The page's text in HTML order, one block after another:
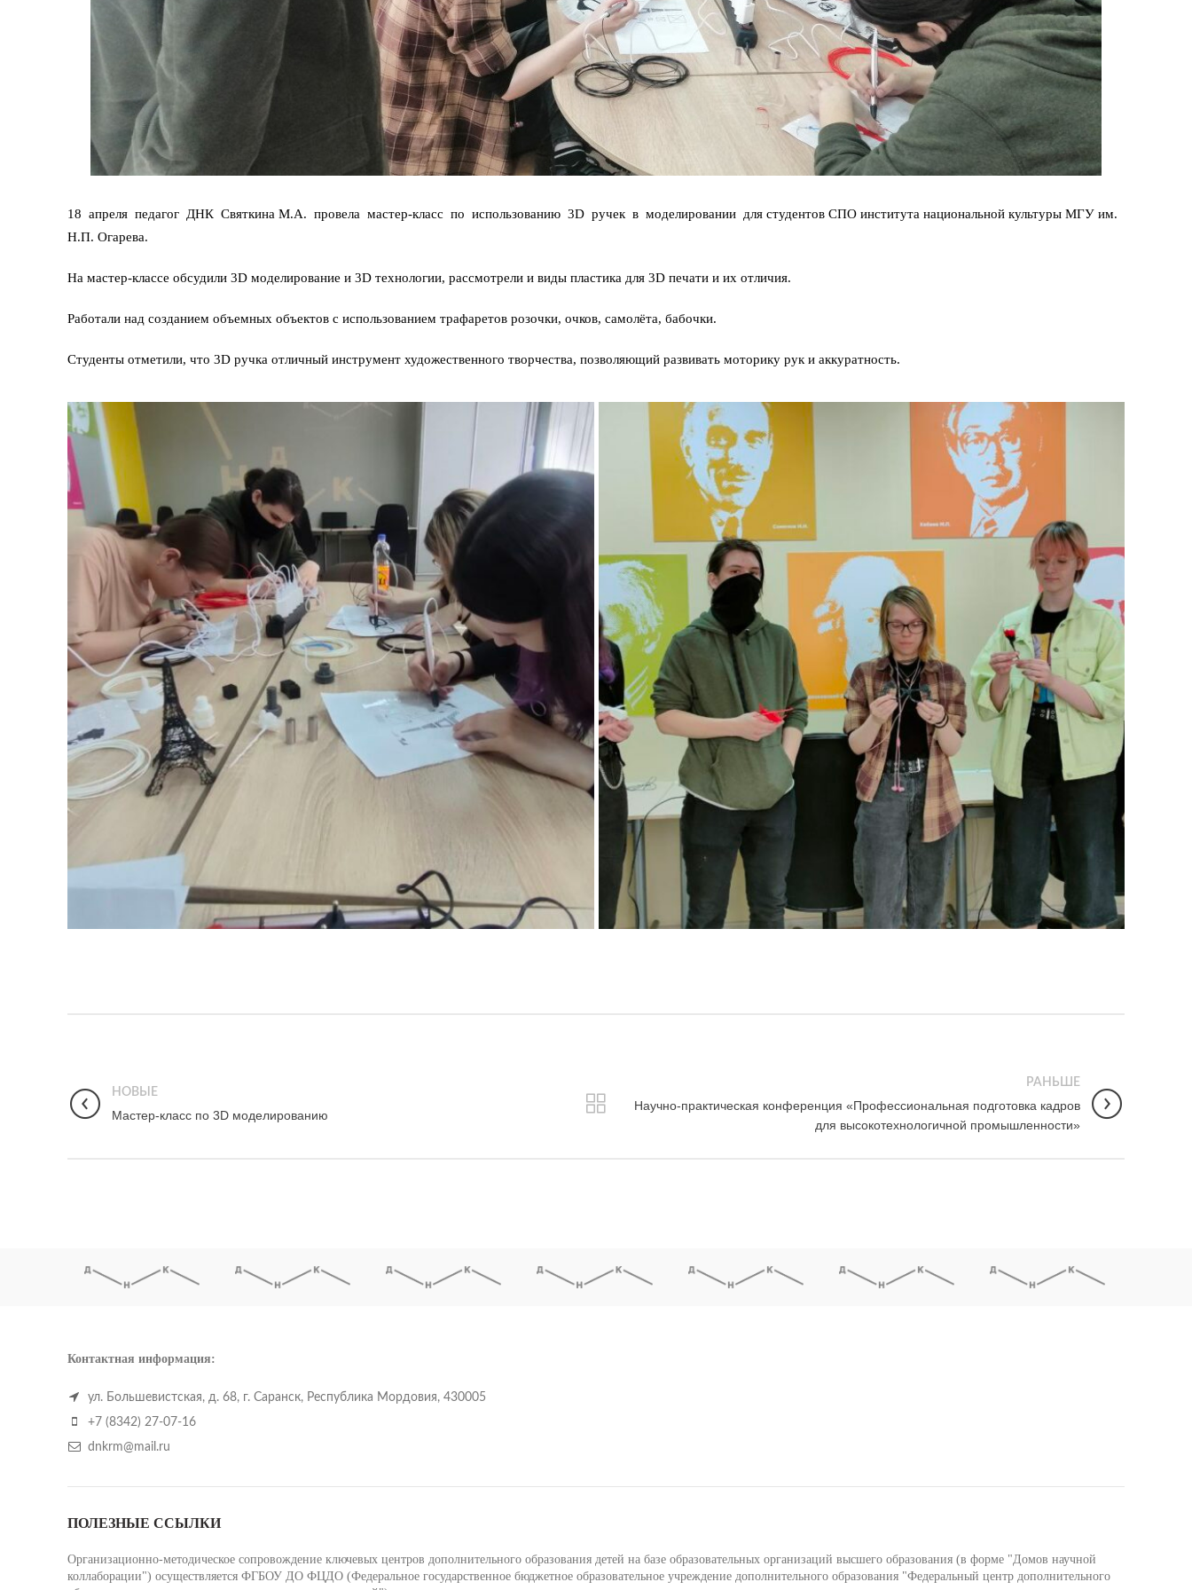
18 апреля педагог ДНК Святкина М.А. провела мастер-класс по использованию 3D ручек в моделировании для студентов СПО института национальной культуры МГУ им.
Н.П. Огарева.
На мастер-классе обсудили 3D моделирование и 3D технологии, рассмотрели и виды пластика для 3D печати и их отличия.
Работали над созданием объемных объектов с использованием трафаретов розочки, очков, самолёта, бабочки.
Студенты отметили, что 3D ручка отличный инструмент художественного творчества, позволяющий развивать моторику рук и аккуратность.
НОВЫЕ
Мастер-класс по 3D моделированию
РАНЬШЕ
Научно-практическая конференция «Профессиональная подготовка кадров
для высокотехнологичной промышленности»
Контактная информация:
ул. Большевистская, д. 68, г. Саранск, Республика Мордовия, 430005
+7 (8342) 27-07-16
dnkrm@mail.ru
ПОЛЕЗНЫЕ ССЫЛКИ
Организационно-методическое сопровождение ключевых центров дополнительного образования детей на базе образовательных организаций высшего образования (в форме "Домов научной
коллаборации") осуществляется ФГБОУ ДО ФЦДО (Федеральное государственное бюджетное образовательное учреждение дополнительного образования "Федеральный центр дополнительного